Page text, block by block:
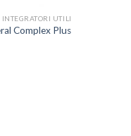
INTEGRATORI UTILI
Complex Plus